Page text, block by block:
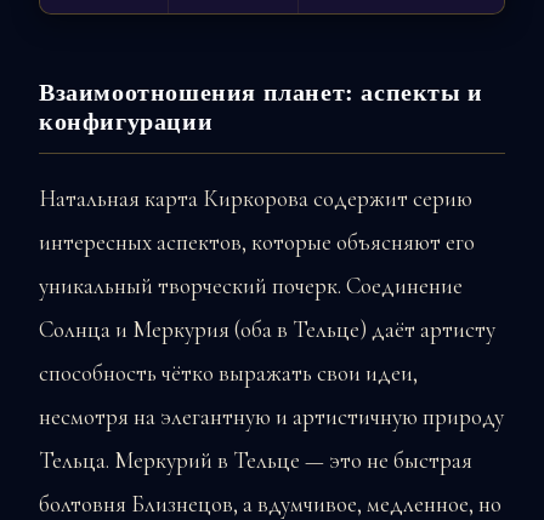
Взаимоотношения планет: аспекты и
конфигурации
Натальная карта Киркорова содержит серию
интересных аспектов, которые объясняют его
уникальный творческий почерк. Соединение
Солнца и Меркурия (оба в Тельце) даёт артисту
способность чётко выражать свои идеи,
несмотря на элегантную и артистичную природу
Тельца. Меркурий в Тельце — это не быстрая
болтовня Близнецов, а вдумчивое, медленное, но